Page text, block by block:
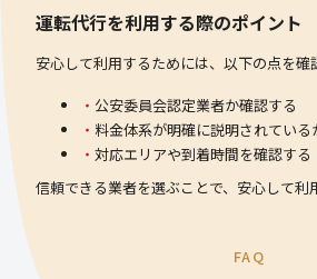
運転代行を利用する際のポイント
安心して利用するためには、以下の点を確
公安委員会認定業者か確認する
料金体系が明確に説明されている
対応エリアや到着時間を確認する
信頼できる業者を選ぶことで、安心して利
FAQ